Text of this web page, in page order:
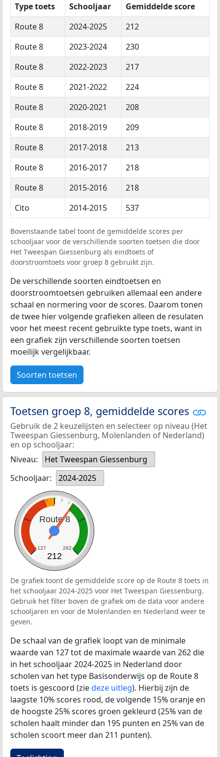
Type toets
Schooljaar
Gemiddelde score
Route 8
2024-2025
212
Route 8
2023-2024
230
Route 8
2022-2023
217
Route 8
2021-2022
224
Route 8
2020-2021
208
Route 8
2018-2019
209
Route 8
2017-2018
213
Route 8
2016-2017
218
Route 8
2015-2016
218
Cito
2014-2015 537
Bovenstaande tabel toont de gemiddelde scores per
schooljaar voor de verschillende soorten toetsen die door
Het Tweespan Giessenburg als eindtoets of
doorstroomtoets voor groep 8 gebruikt zijn.
De verschillende soorten eindtoetsen en
doorstroomtoetsen gebruiken allemaal een andere
schaal en normering voor de scores. Daarom tonen
de twee hier volgende grafieken alleen de resulaten
voor het meest recent gebruikte type toets, want in
een grafiek zijn verschillende soorten toetsen
moeilijk vergelijkbaar.
Soorten toetsen
Toetsen groep 8, gemiddelde scores
Gebruik de 2 keuzelijsten en selecteer op niveau (Het
Tweespan Giessenburg, Molenlanden of Nederland)
en op schooljaar:
Niveau:
Het Tweespan Giessenburg
Schooljaar:
2024-2025
Route 8
127 262
212
De grafiek toont de gemiddelde score op de Route 8 toets in
het schooljaar 2024-2025 voor Het Tweespan Giessenburg.
Gebruik het filter boven de grafiek om de data voor andere
schooljaren en voor de Molenlanden en Nederland weer te
geven.
De schaal van de grafiek loopt van de minimale
waarde van 127 tot de maximale waarde van 262 die
in het schooljaar 2024-2025 in Nederland door
scholen van het type Basisonderwijs op de Route 8
toets is gescoord (ziedeze uitleg). Hierbij zijn de
laagste 10% scores rood, de volgende 15% oranje en
de hoogste 25% scores groen gekleurd (25% van de
scholen haalt minder dan 195 punten en 25% van de
scholen scoort meer dan 211 punten).